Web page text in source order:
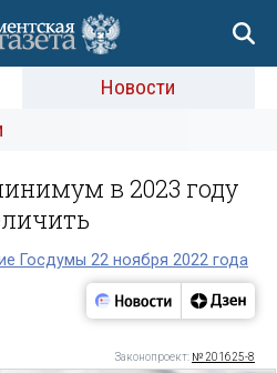
Новости
в 2023 году
Госдумы 22 ноября 2022 года
Законопроект: № 201625-8